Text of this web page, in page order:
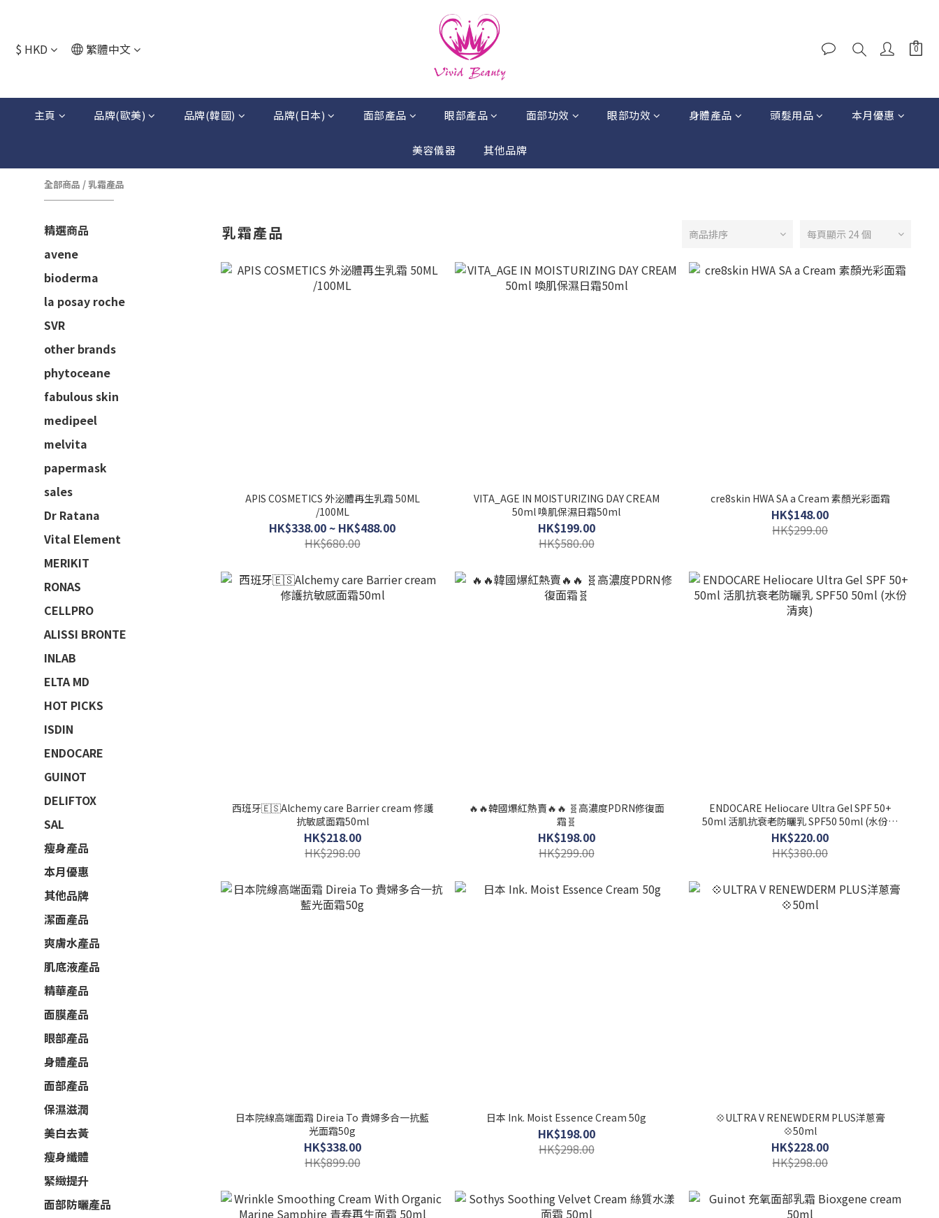
$ HKD 繁體中文
主頁 品牌(歐美) 品牌(韓國) 品牌(日本) 面部產品 眼部產品 面部功效 眼部功效 身體產品 頭髮用品 本月優惠
美容儀器 其他品牌
全部商品 /乳霜產品
精選商品
avene
bioderma
la posay roche
SVR
other brands
phytoceane
fabulous skin
medipeel
melvita
papermask
sales
Dr Ratana
Vital Element
MERIKIT
RONAS
CELLPRO
ALISSI BRONTE
INLAB
ELTA MD
HOT PICKS
ISDIN
ENDOCARE
GUINOT
DELIFTOX
SAL
瘦身產品
本月優惠
其他品牌
潔面產品
爽膚水產品
肌底液產品
精華產品
面膜產品
眼部產品
身體產品
面部產品
保濕滋潤
美白去黃
瘦身纖體
緊緻提升
面部防曬產品
乳霜產品 商品排序 每頁顯示 24 個
APIS COSMETICS 外泌體再生乳霜 50ML
/100ML
HK$338.00 ~ HK$488.00
HK$680.00
VITA_AGE IN MOISTURIZING DAY CREAM
50ml 喚肌保濕日霜50ml
HK$199.00
HK$580.00
cre8skin HWA SA a Cream 素顏光彩面霜
HK$148.00
HK$299.00
西班牙🇪🇸Alchemy care Barrier cream 修護
抗敏感面霜50ml
HK$218.00
HK$298.00
🔥🔥韓國爆紅熱賣🔥🔥 🧬高濃度PDRN修復面
霜🧬
HK$198.00
HK$299.00
ENDOCARE Heliocare Ultra Gel SPF 50+
50ml 活肌抗衰老防曬乳 SPF50 50ml (水份清
爽)
HK$220.00
HK$380.00
日本院線高端面霜 Direia To 貴婦多合一抗藍
光面霜50g
HK$338.00
HK$899.00
日本 Ink. Moist Essence Cream 50g
HK$198.00
HK$298.00
💠ULTRA V RENEWDERM PLUS洋蔥膏
💠50ml
HK$228.00
HK$298.00